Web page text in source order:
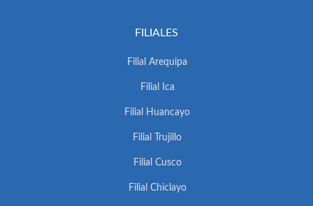
FILIALES
Filial Arequipa
Filial Ica
Filial Huancayo
Filial Trujillo
Filial Cusco
Filial Chiclayo